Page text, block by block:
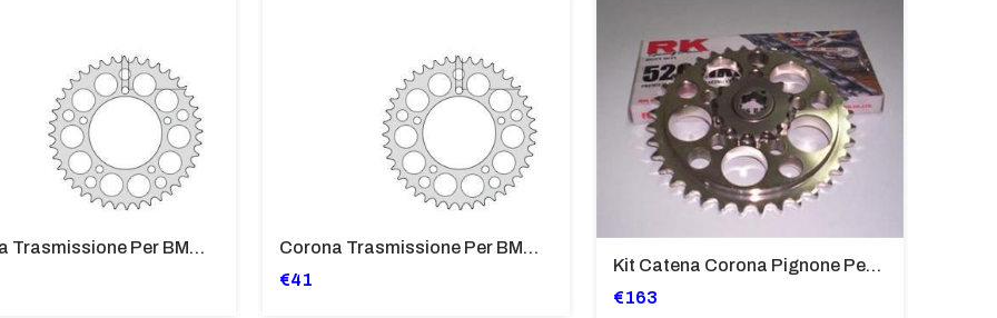
Corona Trasmissione Per BMW G650
Corona Trasmissione Per BMW F650, GS
€41
Kit Catena Corona Pignone Per BMW G650 X Country '07-'08
€163